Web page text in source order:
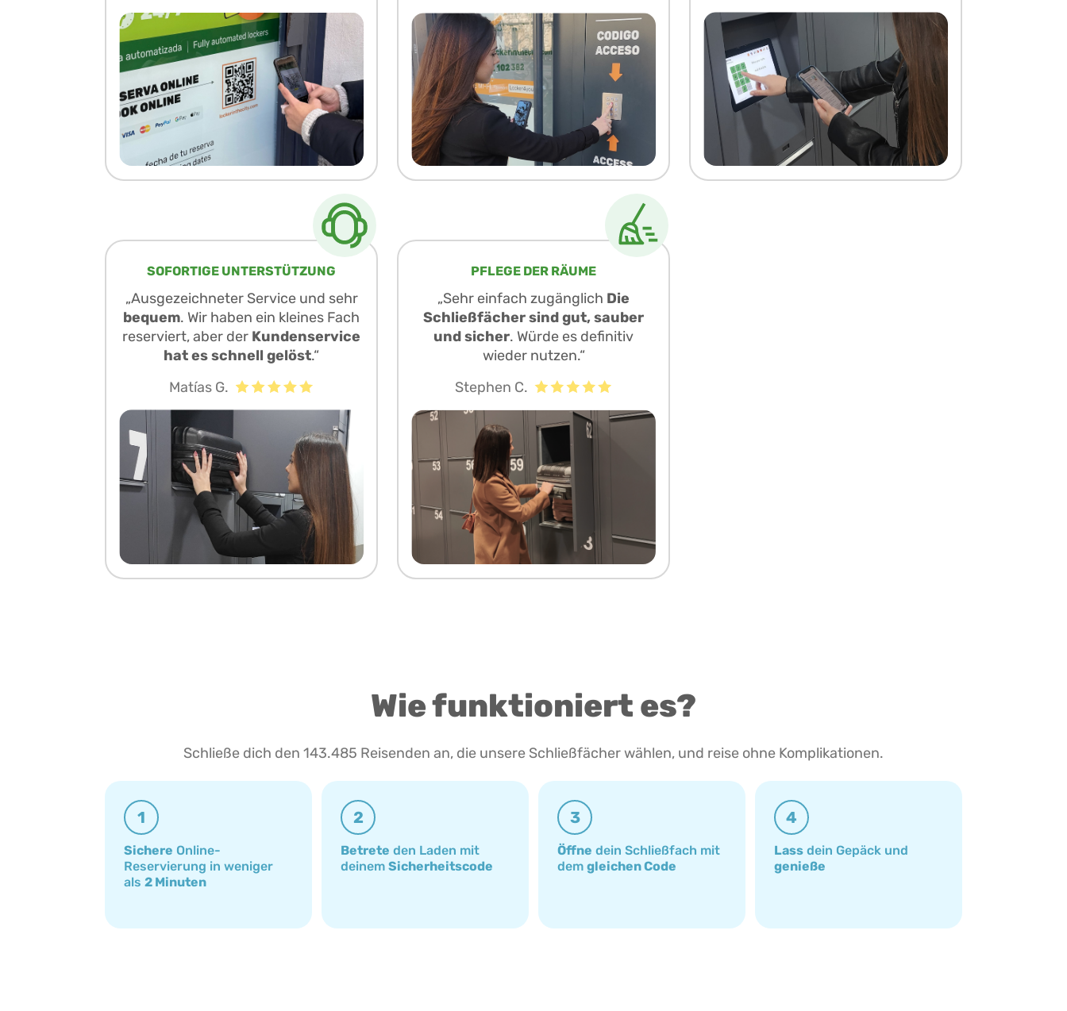
SOFORTIGE UNTERSTÜTZUNG
„Ausgezeichneter Service und sehr
bequem. Wir haben ein kleines Fach
reserviert, aber der Kundenservice
hat es schnell gelöst.“
Matías G.
PFLEGE DER RÄUME
„Sehr einfach zugänglich Die
Schließfächer sind gut, sauber
und sicher. Würde es definitiv
wieder nutzen.“
Stephen C.
Wie funktioniert es?
Schließe dich den 143.485 Reisenden an, die unsere Schließfächer wählen, und reise ohne Komplikationen.
1
Sichere Online-
Reservierung in weniger
als 2 Minuten
2
Betrete den Laden mit
deinem Sicherheitscode
3
Öffne dein Schließfach mit
dem gleichen Code
4
Lass dein Gepäck und
genieße